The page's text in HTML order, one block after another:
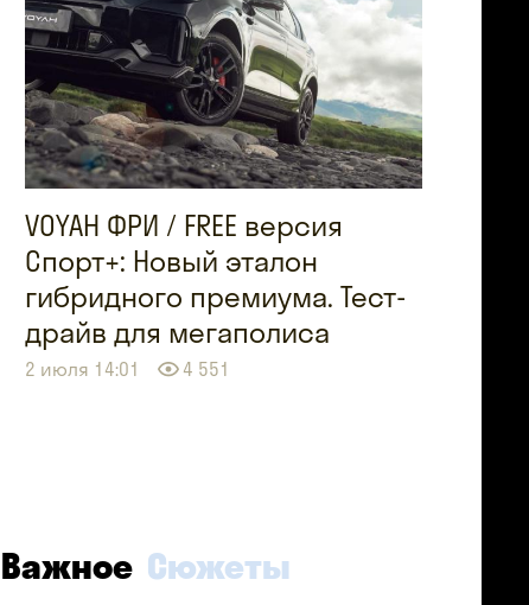
VOYAH ФРИ / FREE версия
Спорт+: Новый эталон
гибридного премиума. Тест-
драйв для мегаполиса
2 июля 14:01 4 551
Важное Сюжеты